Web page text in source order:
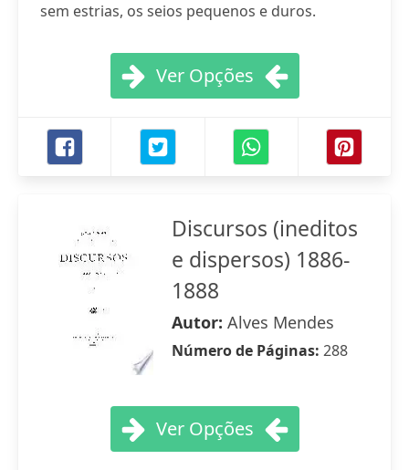
sem estrias, os seios pequenos e duros.
Ver Opções
Discursos (ineditos
e dispersos) 1886-
1888
Autor: Alves Mendes
Número de Páginas: 288
Ver Opções